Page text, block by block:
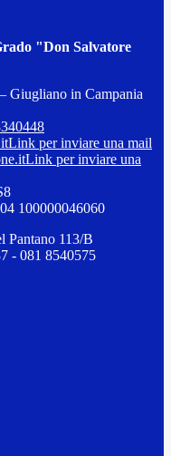
"Don Salvatore
Giugliano in Campania
Link per inviare una mail
Link per inviare una
100000046060
Pantano 113/B
- 081 8540575